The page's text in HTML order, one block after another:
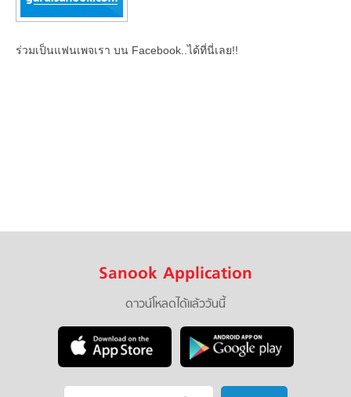
ร่วมเป็นแฟนเพจเรา บน Facebook..ได้ที่นี่เลย!!
Sanook Application
ดาวน์โหลดได้แล้ววันนี้